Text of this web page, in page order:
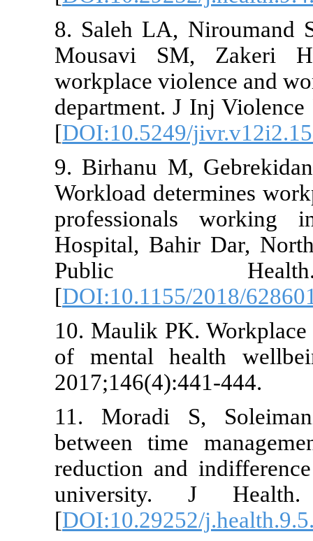
8. Saleh
Mousavi
workplace
department.
[
9. Birhanu
Workload
Hospital,
[
10. Maulik
of mental
11.
between
reduction
[